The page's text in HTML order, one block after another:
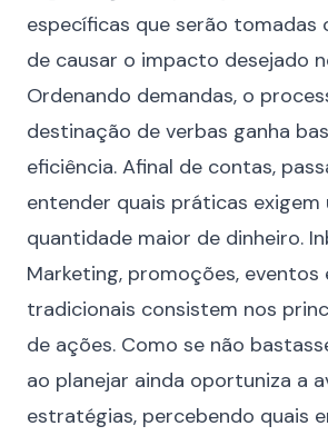
específicas que serão tomadas
de causar o impacto desejado
Ordenando demandas, o
destinação de verbas ganha
eficiência. Afinal de contas,
entender quais práticas exigem
quantidade maior de dinheiro.
Marketing, promoções, eventos
tradicionais consistem nos
de ações. Como se não
ao planejar ainda oportuniza a
estratégias, percebendo quais